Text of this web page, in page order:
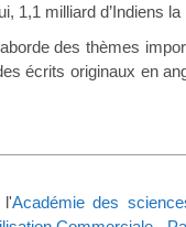
1,1 milliard d’Indiens
des thèmes
écrits originaux en
l'Académie des